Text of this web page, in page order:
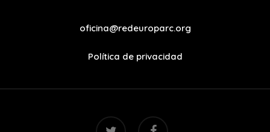
oficina@redeuroparc.org
Política de privacidad
twitter facebook